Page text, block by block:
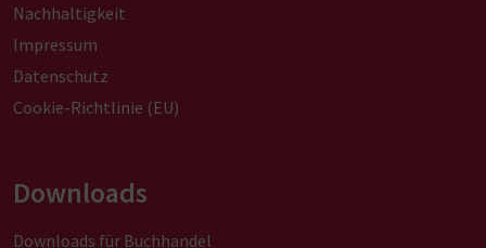
Nachhaltigkeit
Impressum
Datenschutz
Cookie-Richtlinie (EU)
Downloads
Downloads für Buchhandel